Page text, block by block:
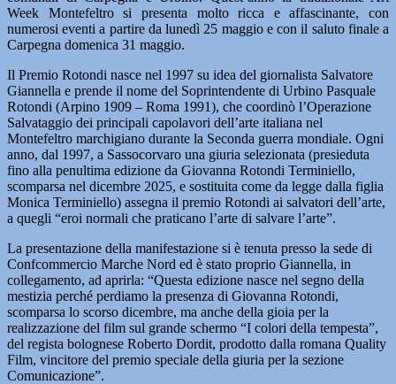
Week Montefeltro si presenta molto ricca e affascinante, con
numerosi eventi a partire da lunedì 25 maggio e con il saluto finale a
Carpegna domenica 31 maggio.
Il Premio Rotondi nasce nel 1997 su idea del giornalista Salvatore
Giannella e prende il nome del Soprintendente di Urbino Pasquale
Rotondi (Arpino 1909 – Roma 1991), che coordinò l’Operazione
Salvataggio dei principali capolavori dell’arte italiana nel
Montefeltro marchigiano durante la Seconda guerra mondiale. Ogni
anno, dal 1997, a Sassocorvaro una giuria selezionata (presieduta
fino alla penultima edizione da Giovanna Rotondi Terminiello,
scomparsa nel dicembre 2025, e sostituita come da legge dalla figlia
Monica Terminiello) assegna il premio Rotondi ai salvatori dell’arte,
a quegli “eroi normali che praticano l’arte di salvare l’arte”.
La presentazione della manifestazione si è tenuta presso la sede di
Confcommercio Marche Nord ed è stato proprio Giannella, in
collegamento, ad aprirla: “Questa edizione nasce nel segno della
mestizia perché perdiamo la presenza di Giovanna Rotondi,
scomparsa lo scorso dicembre, ma anche della gioia per la
realizzazione del film sul grande schermo “I colori della tempesta”,
del regista bolognese Roberto Dordit, prodotto dalla romana Quality
Film, vincitore del premio speciale della giuria per la sezione
Comunicazione”.